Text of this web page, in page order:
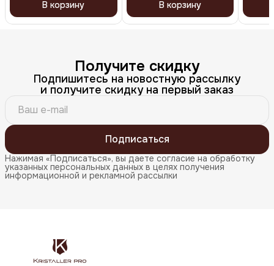
В корзину В корзину
Получите скидку
Подпишитесь на новостную рассылку
и получите скидку на первый заказ
Подписаться
Нажимая «Подписаться», вы даете согласие на обработку
указанных персональных данных в целях получения
информационной и рекламной рассылки